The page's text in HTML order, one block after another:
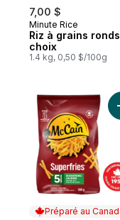
7,00 $
Minute Rice
Riz à grains
choix
1.4 kg, 0,50 $/100g
Préparé au